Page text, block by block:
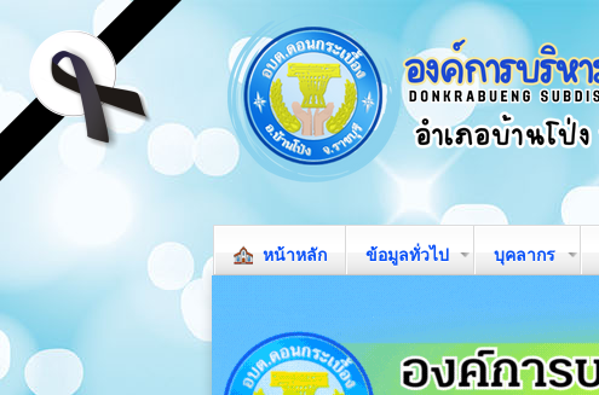
หน้าหลัก ข้อมูลทั่วไป บุคลากร